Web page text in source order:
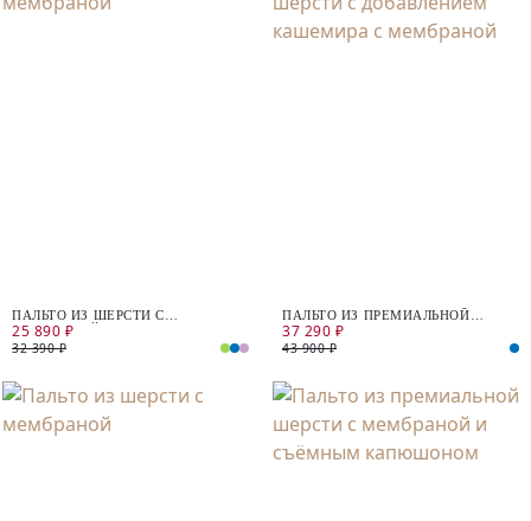
ПАЛЬТО ИЗ ШЕРСТИ С
МЕМБРАНОЙ
25 890 ₽
32 390 ₽
ПАЛЬТО ИЗ ПРЕМИАЛЬНОЙ
ШЕРСТИ С ДОБАВЛЕНИЕМ
КАШЕМИРА С МЕМБРАНОЙ
37 290 ₽
43 900 ₽